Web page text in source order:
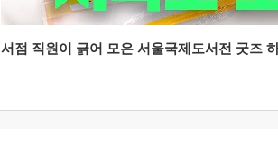
서점 직원이 긁어 모은 서울국제도서전 굿즈